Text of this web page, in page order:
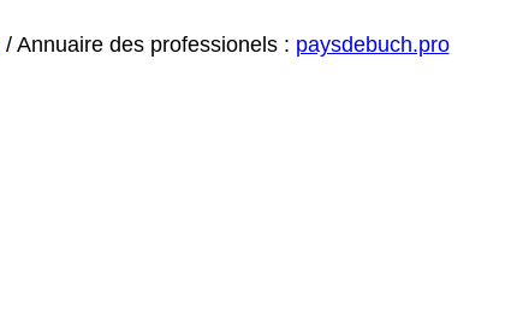
/ Annuaire des professionels : paysdebuch.pro